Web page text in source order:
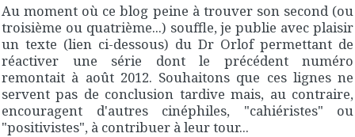
Au moment où ce blog peine à trouver son second (ou
troisième ou quatrième...) souffle, je publie avec plaisir
un texte (lien ci-dessous) du Dr Orlof permettant de
réactiver une série dont le précédent numéro
remontait à août 2012. Souhaitons que ces lignes ne
servent pas de conclusion tardive mais, au contraire,
encouragent d'autres cinéphiles, "cahiéristes" ou
"positivistes", à contribuer à leur tour...